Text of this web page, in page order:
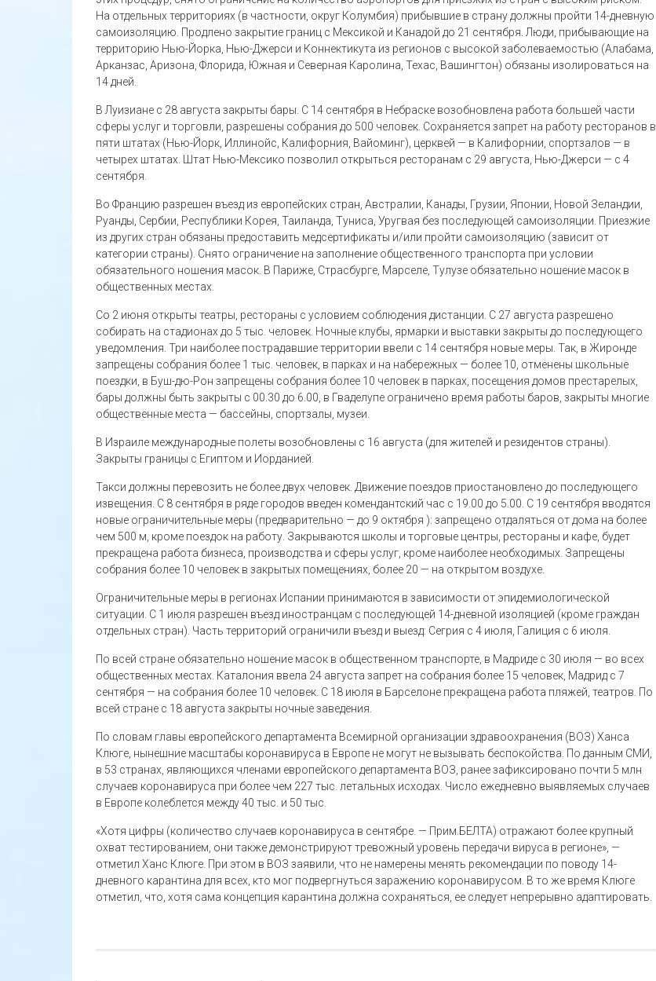
На отдельных территориях (в частности, округ Колумбия) прибывшие в страну должны пройти 14-дневную
самоизоляцию. Продлено закрытие границ с Мексикой и Канадой до 21 сентября. Люди, прибывающие на
территорию Нью-Йорка, Нью-Джерси и Коннектикута из регионов с высокой заболеваемостью (Алабама,
Арканзас, Аризона, Флорида, Южная и Северная Каролина, Техас, Вашингтон) обязаны изолироваться на
14 дней.
В Луизиане с 28 августа закрыты бары. С 14 сентября в Небраске возобновлена работа большей части
сферы услуг и торговли, разрешены собрания до 500 человек. Сохраняется запрет на работу ресторанов в
пяти штатах (Нью-Йорк, Иллинойс, Калифорния, Вайоминг), церквей — в Калифорнии, спортзалов — в
четырех штатах. Штат Нью-Мексико позволил открыться ресторанам с 29 августа, Нью-Джерси — с 4
сентября.
Во Францию разрешен въезд из европейских стран, Австралии, Канады, Грузии, Японии, Новой Зеландии,
Руанды, Сербии, Республики Корея, Таиланда, Туниса, Уругвая без последующей самоизоляции. Приезжие
из других стран обязаны предоставить медсертификаты и/или пройти самоизоляцию (зависит от
категории страны). Снято ограничение на заполнение общественного транспорта при условии
обязательного ношения масок. В Париже, Страсбурге, Марселе, Тулузе обязательно ношение масок в
общественных местах.
Со 2 июня открыты театры, рестораны с условием соблюдения дистанции. С 27 августа разрешено
собирать на стадионах до 5 тыс. человек. Ночные клубы, ярмарки и выставки закрыты до последующего
уведомления. Три наиболее пострадавшие территории ввели с 14 сентября новые меры. Так, в Жиронде
запрещены собрания более 1 тыс. человек, в парках и на набережных — более 10, отменены школьные
поездки, в Буш-дю-Рон запрещены собрания более 10 человек в парках, посещения домов престарелых,
бары должны быть закрыты с 00.30 до 6.00, в Гваделупе ограничено время работы баров, закрыты многие
общественные места — бассейны, спортзалы, музеи.
В Израиле международные полеты возобновлены с 16 августа (для жителей и резидентов страны).
Закрыты границы с Египтом и Иорданией.
Такси должны перевозить не более двух человек. Движение поездов приостановлено до последующего
извещения. С 8 сентября в ряде городов введен комендантский час с 19.00 до 5.00. С 19 сентября вводятся
новые ограничительные меры (предварительно — до 9 октября ): запрещено отдаляться от дома на более
чем 500 м, кроме поездок на работу. Закрываются школы и торговые центры, рестораны и кафе, будет
прекращена работа бизнеса, производства и сферы услуг, кроме наиболее необходимых. Запрещены
собрания более 10 человек в закрытых помещениях, более 20 — на открытом воздухе.
Ограничительные меры в регионах Испании принимаются в зависимости от эпидемиологической
ситуации. С 1 июля разрешен въезд иностранцам с последующей 14-дневной изоляцией (кроме граждан
отдельных стран). Часть территорий ограничили въезд и выезд: Сегрия с 4 июля, Галиция с 6 июля.
По всей стране обязательно ношение масок в общественном транспорте, в Мадриде с 30 июля — во всех
общественных местах. Каталония ввела 24 августа запрет на собрания более 15 человек, Мадрид с 7
сентября — на собрания более 10 человек. С 18 июля в Барселоне прекращена работа пляжей, театров. По
всей стране с 18 августа закрыты ночные заведения.
По словам главы европейского департамента Всемирной организации здравоохранения (ВОЗ) Ханса
Клюге, нынешние масштабы коронавируса в Европе не могут не вызывать беспокойства. По данным СМИ,
в 53 странах, являющихся членами европейского департамента ВОЗ, ранее зафиксировано почти 5 млн
случаев коронавируса при более чем 227 тыс. летальных исходах. Число ежедневно выявляемых случаев
в Европе колеблется между 40 тыс. и 50 тыс.
«Хотя цифры (количество случаев коронавируса в сентябре. — Прим.БЕЛТА) отражают более крупный
охват тестированием, они также демонстрируют тревожный уровень передачи вируса в регионе», —
отметил Ханс Клюге. При этом в ВОЗ заявили, что не намерены менять рекомендации по поводу 14-
дневного карантина для всех, кто мог подвергнуться заражению коронавирусом. В то же время Клюге
отметил, что, хотя сама концепция карантина должна сохраняться, ее следует непрерывно адаптировать.